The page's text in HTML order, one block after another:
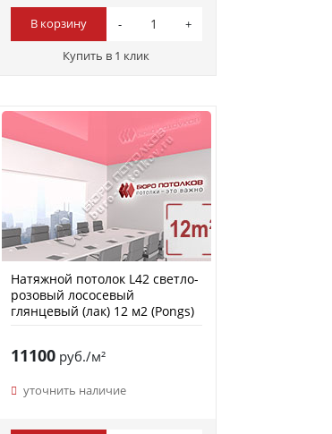
В корзину
Купить в 1 клик
Натяжной потолок L42 светло-
розовый лососевый
глянцевый (лак) 12 м2 (Pongs)
11100руб./м²
уточнить наличие